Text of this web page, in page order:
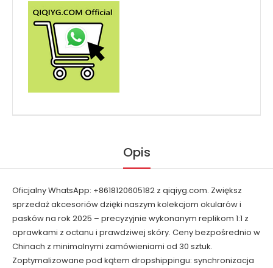
Opis
Oficjalny WhatsApp: +8618120605182 z qiqiyg.com. Zwiększ
sprzedaż akcesoriów dzięki naszym kolekcjom okularów i
pasków na rok 2025 – precyzyjnie wykonanym replikom 1:1 z
oprawkami z octanu i prawdziwej skóry. Ceny bezpośrednio w
Chinach z minimalnymi zamówieniami od 30 sztuk.
Zoptymalizowane pod kątem dropshippingu: synchronizacja